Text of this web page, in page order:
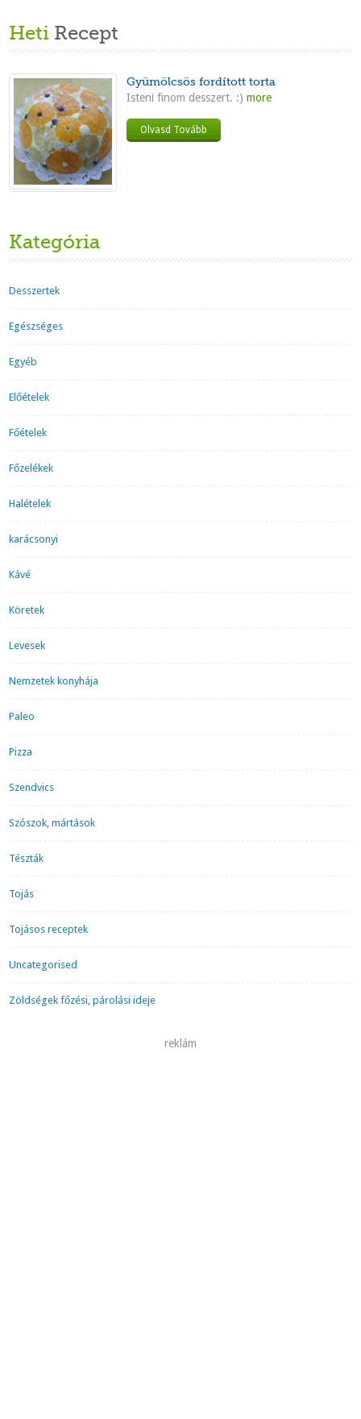
Heti Recept
Gyümölcsös fordított torta
Isteni finom desszert. :) more
Olvasd Tovább
Kategória
Desszertek
Egészséges
Egyéb
Előételek
Főételek
Főzelékek
Halételek
karácsonyi
Kávé
Köretek
Levesek
Nemzetek konyhája
Paleo
Pizza
Szendvics
Szószok, mártások
Tészták
Tojás
Tojásos receptek
Uncategorised
Zöldségek főzési, párolási ideje
reklám